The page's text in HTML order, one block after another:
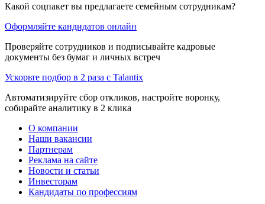
Какой соцпакет вы предлагаете семейным сотрудникам?
Оформляйте кандидатов онлайн
Проверяйте сотрудников и подписывайте кадровые
документы без бумаг и личных встреч
Ускорьте подбор в 2 раза с Talantix
Автоматизируйте сбор откликов, настройте воронку,
собирайте аналитику в 2 клика
О компании
Наши вакансии
Партнерам
Реклама на сайте
Новости и статьи
Инвесторам
Кандидаты по профессиям